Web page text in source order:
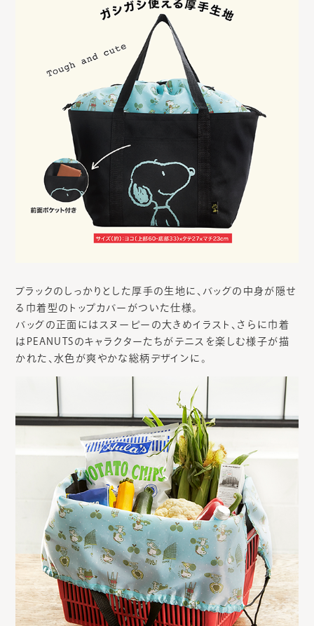
ブラックのしっかりとした厚手の生地に、バッグの中身が隠せ
る巾着型のトップカバーがついた仕様。
バッグの正面にはスヌーピーの大きめイラスト、さらに巾着
はPEANUTSのキャラクターたちがテニスを楽しむ様子が描
かれた、水色が爽やかな総柄デザインに。